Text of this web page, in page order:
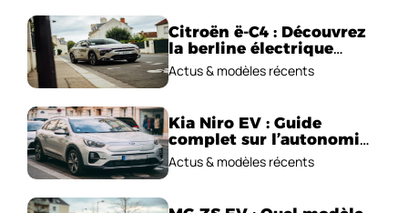
Citroën ë-C4 : Découvrez
la berline électrique
emblématique!
Actus & modèles récents
Kia Niro EV : Guide
complet sur l’autonomie
et le prix !
Actus & modèles récents